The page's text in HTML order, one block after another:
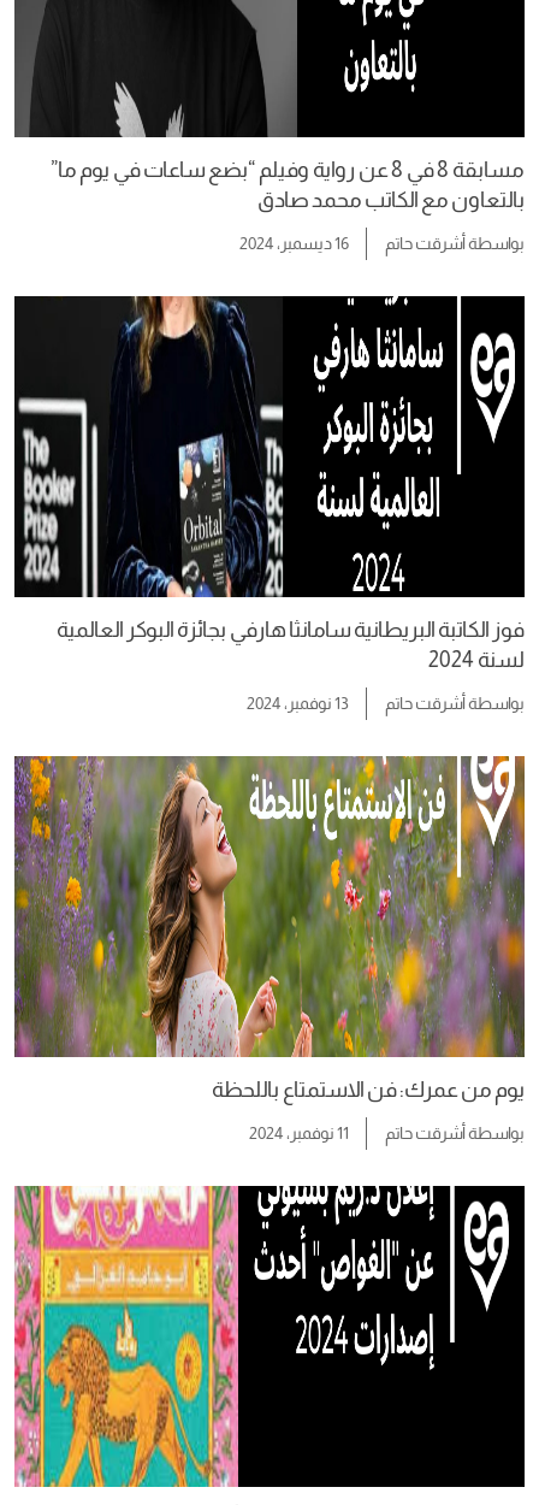
مسابقة 8 في 8 عن رواية وفيلم “بضع ساعات في يوم ما”
بالتعاون مع الكاتب محمد صادق
بواسطةأشرقت حاتم 16 ديسمبر، 2024
فوز الكاتبة البريطانية سامانثا هارفي بجائزة البوكر العالمية
لسنة 2024
بواسطةأشرقت حاتم 13 نوفمبر، 2024
يوم من عمرك: فن الاستمتاع باللحظة
بواسطةأشرقت حاتم 11 نوفمبر، 2024